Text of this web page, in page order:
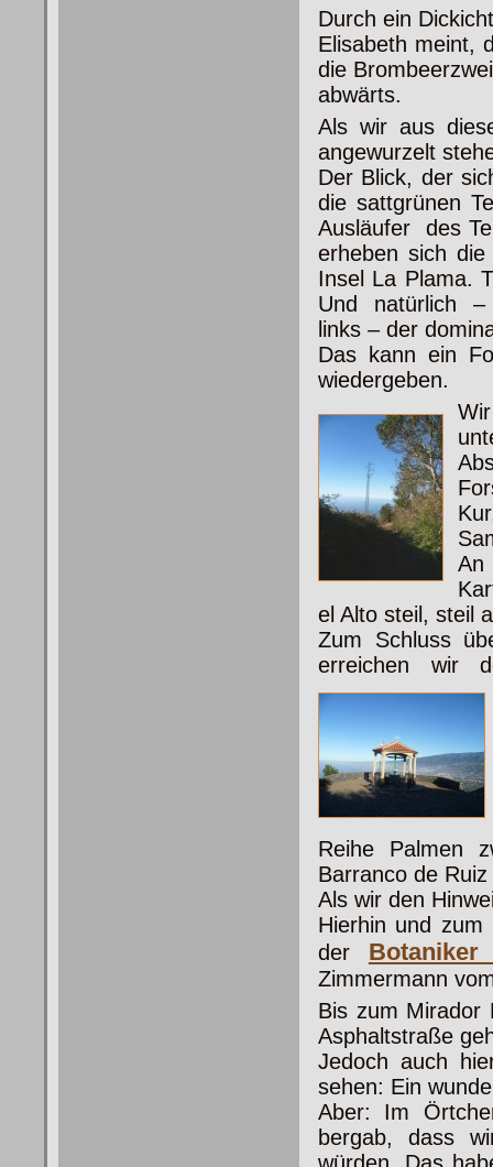
Durch ein
Elisabeth meint,
die
abwärts.
Als wir aus
angewurzelt
Der Blick, der
die sattgrünen
Ausläufer des
erheben sich die
Insel La Plama.
Und natürlich
links – der
Das kann ein
wiedergeben.
el Alto steil, steil
Zum Schluss
erreichen wir
Reihe Palmen
Barranco de
Als wir den
Hierhin und
der Botaniker
Zimmermann
Bis zum Mirador
Asphaltstraße
Jedoch auch
sehen: Ein
Aber: Im
bergab, dass